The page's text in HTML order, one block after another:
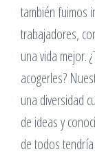
también fuimos
trabajadores,
una vida mejor.
acogerles?
una diversidad
de ideas y
de todos